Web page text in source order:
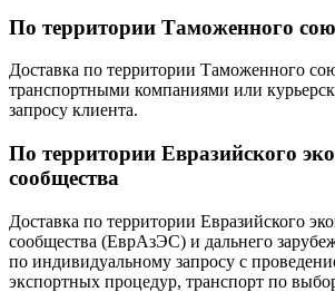
По территории Таможенного
Доставка по территории Таможенного
транспортными компаниями или
запросу клиента.
По территории Евразийского
сообщества
Доставка по территории Евразийского
сообщества (ЕврАзЭС) и дальнего
по индивидуальному запросу с
экспортных процедур, транспорт по